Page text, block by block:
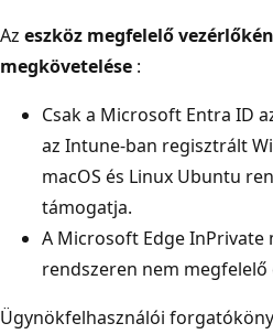
Az eszköz megfelelő
megkövetelése :
Csak a Microsoft Entra ID
az Intune-ban regisztrált
macOS és Linux Ubuntu
támogatja.
A Microsoft Edge InPrivate
rendszeren nem
Ügynökfelhasználói